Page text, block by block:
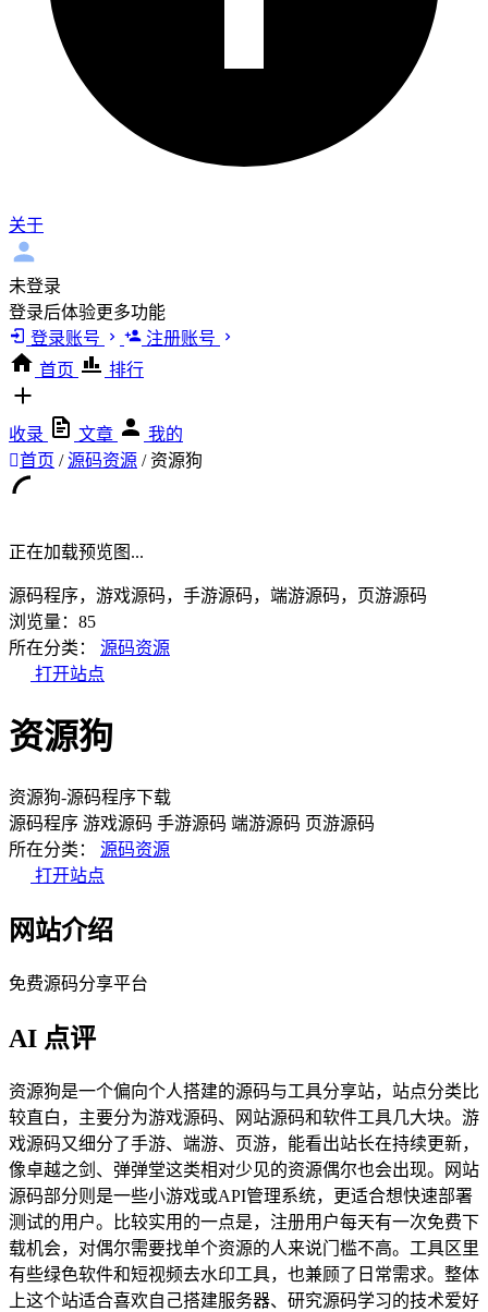
关于
未登录
登录后体验更多功能
登录账号
注册账号
首页
排行
收录 文章
我的
首页 / 源码资源 / 资源狗
正在加载预览图...
源码程序，游戏源码，手游源码，端游源码，页游源码
浏览量：85
所在分类：
源码资源
打开站点
资源狗
资源狗-源码程序下载
源码程序 游戏源码 手游源码 端游源码 页游源码
所在分类：
源码资源
打开站点
网站介绍
免费源码分享平台
AI 点评
资源狗是一个偏向个人搭建的源码与工具分享站，站点分类比
较直白，主要分为游戏源码、网站源码和软件工具几大块。游
戏源码又细分了手游、端游、页游，能看出站长在持续更新，
像卓越之剑、弹弹堂这类相对少见的资源偶尔也会出现。网站
源码部分则是一些小游戏或API管理系统，更适合想快速部署
测试的用户。比较实用的一点是，注册用户每天有一次免费下
载机会，对偶尔需要找单个资源的人来说门槛不高。工具区里
有些绿色软件和短视频去水印工具，也兼顾了日常需求。整体
上这个站适合喜欢自己搭建服务器、研究源码学习的技术爱好